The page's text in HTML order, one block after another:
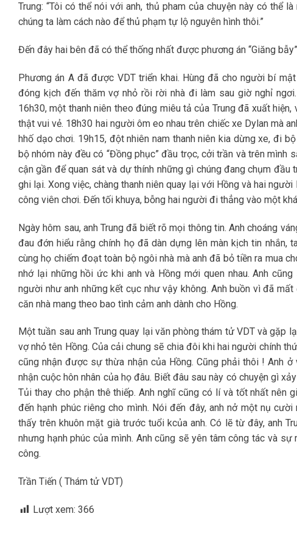
Trung: “Tôi có thể nói với anh, thủ pham của chuyện này có thể
chúng ta làm cách nào để thủ phạm tự lộ nguyên hình thôi.”
Đến đây hai bên đã có thể thống nhất được phương án “Giăng
Phương án A đã được VDT triển khai. Hùng đã cho người bí
đóng kịch đến thăm vợ nhỏ rồi rời nhà đi làm sau giờ nghỉ
16h30, một thanh niên theo đúng miêu tả của Trung đã xuất
thật vui vẻ. 18h30 hai người ôm eo nhau trên chiếc xe Dylan mà
hhố dạo chơi. 19h15, đột nhiên nam thanh niên kia dừng xe, đi
bộ nhóm này đều có “Đồng phục” đầu trọc, cởi trần và trên mình
cận gần để quan sát và dự thính những gì chúng đang chụm
ghi lại. Xong việc, chàng thanh niên quay lại với Hồng và hai
công viên chơi. Đến tối khuya, bỗng hai người đi thẳng vào một
Ngày hôm sau, anh Trung đã biết rõ mọi thông tin. Anh choáng
đau đớn hiểu rằng chính họ đã dàn dựng lên màn kịch tin nhắn,
cùng họ chiếm đoạt toàn bộ ngôi nhà mà anh đã bỏ tiền ra mua
nhớ lại những hồi ức khi anh và Hồng mới quen nhau. Anh
người như anh những kết cục như vậy không. Anh buồn vì đã
căn nhà mang theo bao tình cảm anh dành cho Hồng.
Một tuần sau anh Trung quay lại văn phòng thám tử VDT và gặp
vợ nhỏ tên Hồng. Của cải chung sẽ chia đôi khi hai người chính
cũng nhận được sự thừa nhận của Hồng. Cũng phải thôi ! Anh
nhận cuộc hôn nhân của họ đâu. Biết đâu sau này có chuyện gì
Tủi thay cho phận thê thiếp. Anh nghĩ cũng có lí và tốt nhất nên
đến hạnh phúc riêng cho mình. Nói đến đây, anh nở một nụ
thấy trên khuôn mặt già trước tuổi kcủa anh. Có lẽ từ đây, anh
nhưng hạnh phúc của mình. Anh cũng sẽ yên tâm công tác và
công.
Trần Tiến ( Thám tử VDT)
Lượt xem: 366